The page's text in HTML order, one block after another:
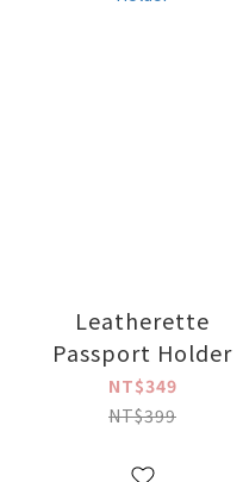
Leatherette
Passport Holder
NT$349
NT$399